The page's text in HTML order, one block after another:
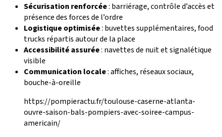
Sécurisation renforcée: barriérage, contrôle d’accès et
présence des forces de l’ordre
Logistique optimisée: buvettes supplémentaires, food
trucks répartis autour de la place
Accessibilité assurée: navettes de nuit et signalétique
visible
Communication locale: affiches, réseaux sociaux,
bouche-à-oreille
https://pompieractu.fr/toulouse-caserne-atlanta-
ouvre-saison-bals-pompiers-avec-soiree-campus-
americain/